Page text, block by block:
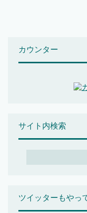
カウンター
サイト内検索
ツイッターもやっ